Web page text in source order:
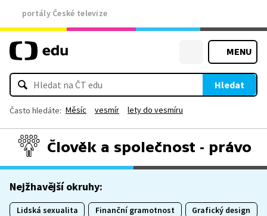
portály České televize
MENU
Hledat
Často hledáte: Měsíc vesmír lety do vesmíru
Člověk a společnost - právo
Nejžhavější okruhy:
Lidská sexualita Finanční gramotnost
Grafický design